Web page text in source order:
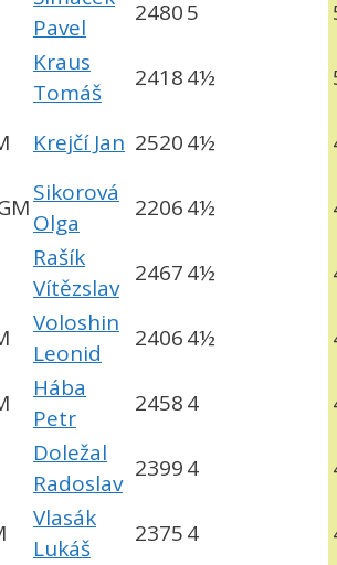
Pavel
24805
Kraus
Tomáš
24184½
Krejčí Jan 25204½
Sikorová
Olga
22064½
Rašík
Vítězslav
24674½
Voloshin
Leonid
24064½
Hába
Petr
24584
Doležal
Radoslav
23994
Vlasák
Lukáš
23754